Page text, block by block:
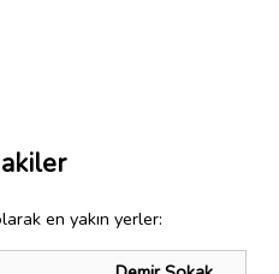
en yakın yerler: